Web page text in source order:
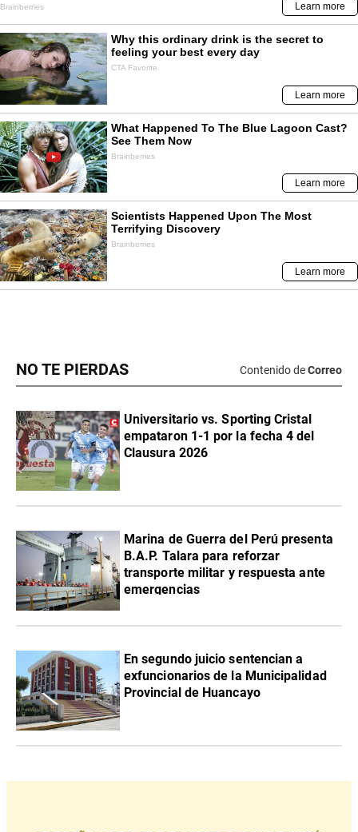
NO TE PIERDAS Contenido deCorreo
Universitario vs. Sporting Cristal
empataron 1-1 por la fecha 4 del
Clausura 2026
Marina de Guerra del Perú presenta
B.A.P. Talara para reforzar
transporte militar y respuesta ante
emergencias
En segundo juicio sentencian a
exfuncionarios de la Municipalidad
Provincial de Huancayo